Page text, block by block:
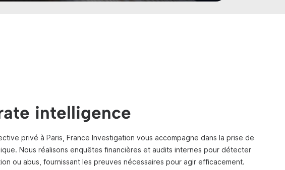
intelligence
privé à Paris, France Investigation vous accompagne dans la prise de
Nous réalisons enquêtes financières et audits internes pour détecter
ou abus, fournissant les preuves nécessaires pour agir efficacement.